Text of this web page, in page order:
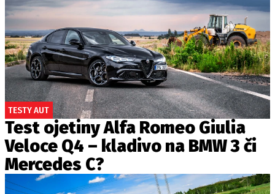
TESTY AUT
Test ojetiny Alfa Romeo Giulia
Veloce Q4 – kladivo na BMW 3 či
Mercedes C?